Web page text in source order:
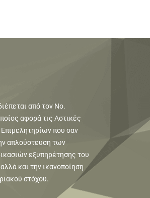
από τον Νο.
αφορά τις Αστικές
που σαν
απλούστευση των
εξυπηρέτησης του
και την ικανοποίηση
στόχου.